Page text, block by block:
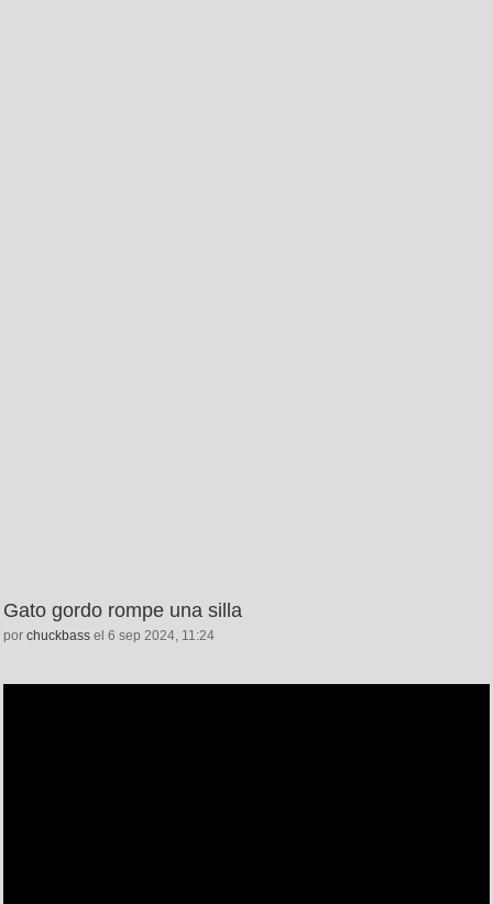
Gato gordo rompe una silla
por chuckbass el 6 sep 2024, 11:24